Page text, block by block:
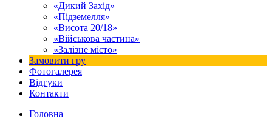
«Дикий Захід»
«Підземелля»
«Висота 20/18»
«Військова частина»
«Залізне місто»
Замовити гру
Фотогалерея
Відгуки
Контакти
Головна